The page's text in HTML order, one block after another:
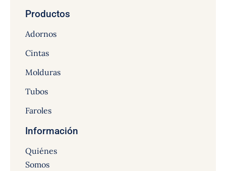
Productos
Adornos
Cintas
Molduras
Tubos
Faroles
Información
Quiénes
Somos